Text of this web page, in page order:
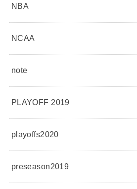
NBA
NCAA
note
PLAYOFF 2019
playoffs2020
preseason2019